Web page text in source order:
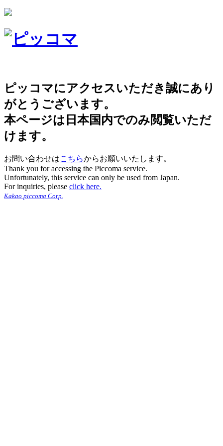
ピッコマにアクセスいただき誠にあり
がとうございます。
本ページは日本国内でのみ閲覧いただ
けます。
お問い合わせはこちらからお願いいたします。
Thank you for accessing the Piccoma service.
Unfortunately, this service can only be used from Japan.
For inquiries, please click here.
Kakao piccoma Corp.